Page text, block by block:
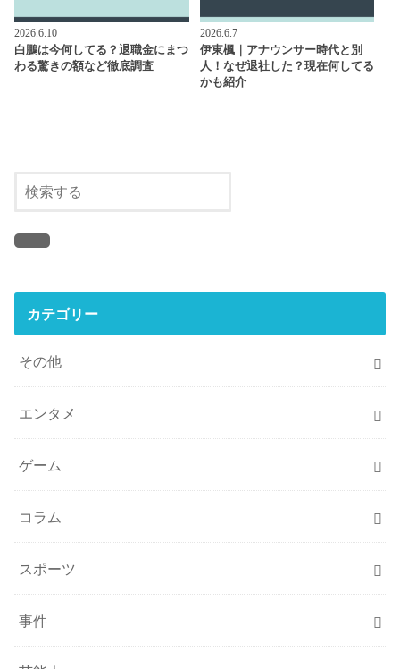
2026.6.10
白鵬は今何してる？退職金にまつ
わる驚きの額など徹底調査
2026.6.7
伊東楓｜アナウンサー時代と別
人！なぜ退社した？現在何してる
かも紹介
カテゴリー
その他
エンタメ
ゲーム
コラム
スポーツ
事件